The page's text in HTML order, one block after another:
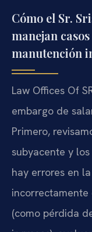
Cómo el Sr.
manejan
manutención
Law Offices Of
embargo de
Primero,
subyacente y
hay errores en
incorrectamente
(como pérdida